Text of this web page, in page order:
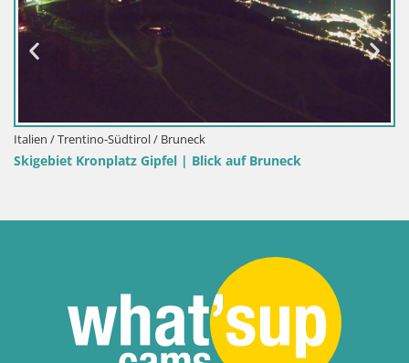
Italien / Trentino-Südtirol / Bruneck
Skigebiet Kronplatz Gipfel | Blick auf Bruneck